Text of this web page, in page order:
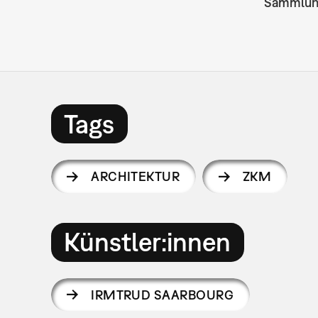
Tags
ARCHITEKTUR ZKM
Künstler:innen
IRMTRUD SAARBOURG